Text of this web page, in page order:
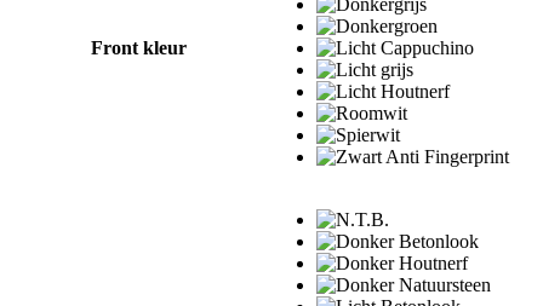
Front kleur